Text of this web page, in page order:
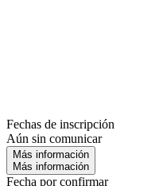
Fechas de inscripción
Aún sin comunicar
Más información
Más información
Fecha por confirmar